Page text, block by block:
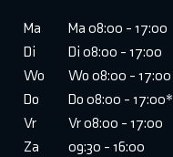
Ma
Ma 08:00 - 17:00
Di
Di 08:00 - 17:00
Wo
Wo 08:00 - 17:00
Do
Do 08:00 - 17:00*
Vr
Vr 08:00 - 17:00
Za
09:30 - 16:00